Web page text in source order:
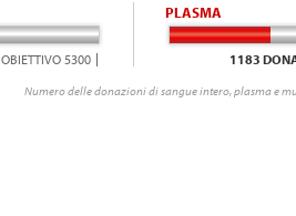
OBIETTIVO 5300
PLASMA
1183
Numero delle donazioni di sangue intero, plasma e